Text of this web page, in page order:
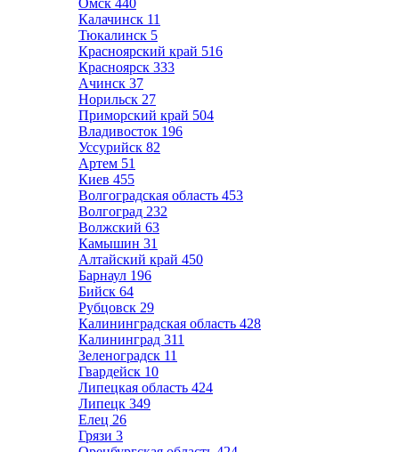
Омск 440
Калачинск 11
Тюкалинск 5
Красноярский край 516
Красноярск 333
Ачинск 37
Норильск 27
Приморский край 504
Владивосток 196
Уссурийск 82
Артем 51
Киев 455
Волгоградская область 453
Волгоград 232
Волжский 63
Камышин 31
Алтайский край 450
Барнаул 196
Бийск 64
Рубцовск 29
Калининградская область 428
Калининград 311
Зеленоградск 11
Гвардейск 10
Липецкая область 424
Липецк 349
Елец 26
Грязи 3